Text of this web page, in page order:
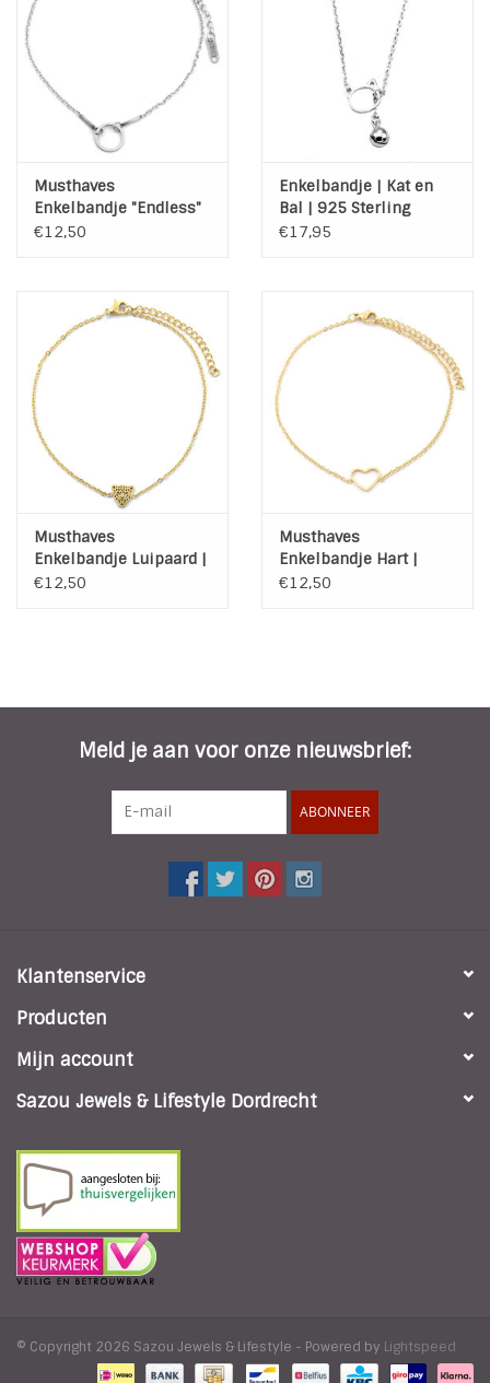
Musthaves
Enkelbandje "Endless"
Stainless Steel Silver
€12,50
Enkelbandje | Kat en
Bal | 925 Sterling
Zilver
€17,95
Musthaves
Enkelbandje Luipaard |
Stainless Steel | Gold
€12,50
Musthaves
Enkelbandje Hart |
Stainless Steel | Gold
€12,50
Meld je aan voor onze nieuwsbrief:
ABONNEER
Klantenservice
Producten
Mijn account
Sazou Jewels & Lifestyle Dordrecht
© Copyright 2026 Sazou Jewels & Lifestyle - Powered by Lightspeed